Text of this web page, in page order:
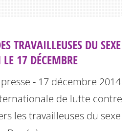
TRAVAILLEUSES DU SEXE
17 DÉCEMBRE
- 17 décembre 2014
de lutte contre
les travailleuses du sexe